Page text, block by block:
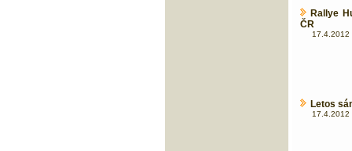
Rallye
ČR
17.4.2012
Letos
17.4.2012